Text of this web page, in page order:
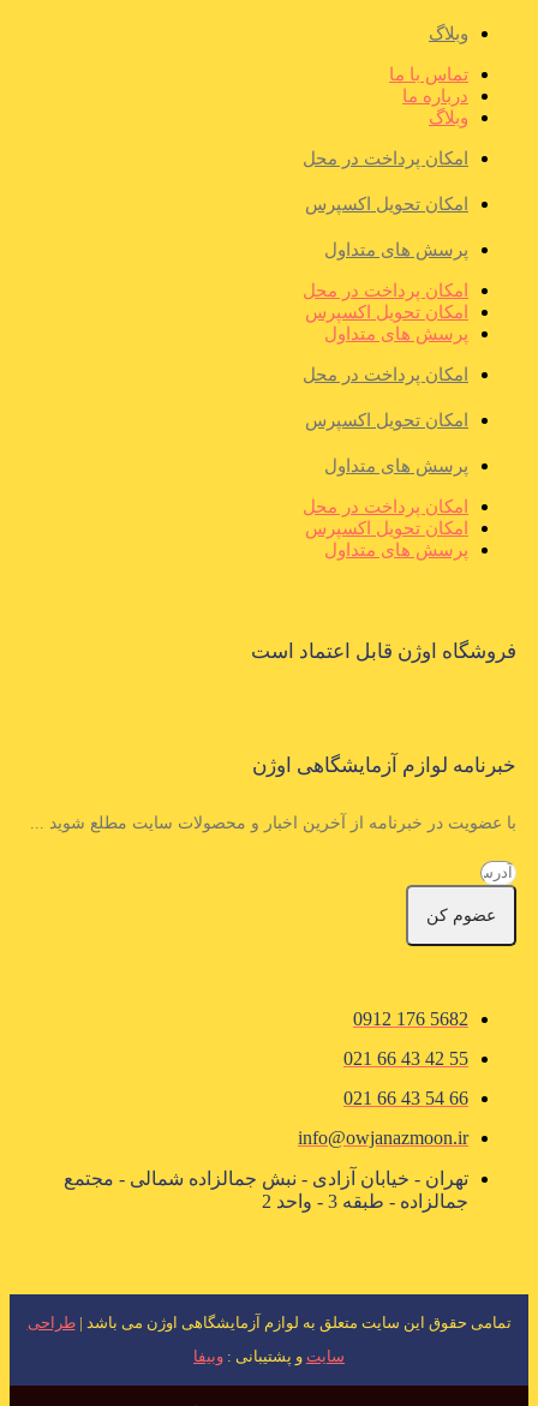
وبلاگ
تماس با ما
درباره ما
وبلاگ
امکان پرداخت در محل
امکان تحویل اکسپرس
پرسش های متداول
امکان پرداخت در محل
امکان تحویل اکسپرس
پرسش های متداول
امکان پرداخت در محل
امکان تحویل اکسپرس
پرسش های متداول
امکان پرداخت در محل
امکان تحویل اکسپرس
پرسش های متداول
فروشگاه اوژن قابل اعتماد است
خبرنامه لوازم آزمایشگاهی اوژن
با عضویت در خبرنامه از آخرین اخبار و محصولات سایت مطلع شوید ...
عضوم کن
5682 176 0912
55 42 43 66 021
66 54 43 66 021
info@owjanazmoon.ir
تهران - خیابان آزادی - نبش جمالزاده شمالی - مجتمع
جمالزاده - طبقه 3 - واحد 2
تمامی حقوق این سایت متعلق به لوازم آزمایشگاهی اوژن می باشد |طراحی
سایت و پشتیبانی : وبیفا